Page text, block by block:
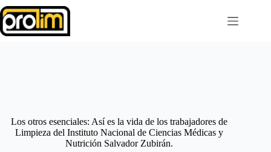
Saltar
al
contenido
Los otros esenciales: Así es la vida de los trabajadores de
Limpieza del Instituto Nacional de Ciencias Médicas y
Nutrición Salvador Zubirán.